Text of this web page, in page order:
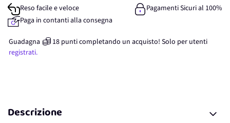
Reso facile e veloce
Pagamenti Sicuri al 100%
Paga in contanti alla consegna
Guadagna 18 punticompletando un acquisto! Solo per utenti
registrati.
Descrizione